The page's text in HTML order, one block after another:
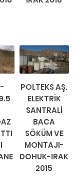
POLTEKS AŞ.
ELEKTRİK
SANTRALİ
BACA
SÖKÜM VE
MONTAJI-
DOHUK-IRAK
2015